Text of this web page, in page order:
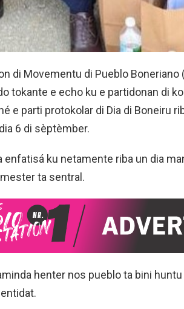
di Movementu di Pueblo Boneriano
tokante e echo ku e partidonan di
e parti protokolar di Dia di Boneiru
6 di sèptèmber.
enfatisá ku netamente riba un dia
ta sentral.
henter nos pueblo ta bini